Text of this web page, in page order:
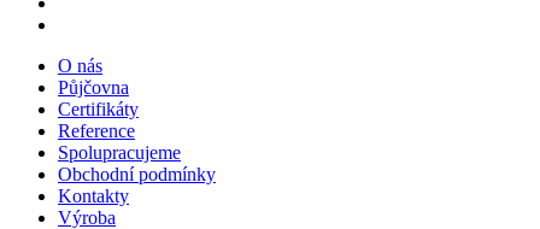
O nás
Půjčovna
Certifikáty
Reference
Spolupracujeme
Obchodní podmínky
Kontakty
Výroba